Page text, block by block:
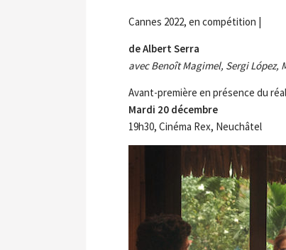
Cannes 2022, en compétition |
de Albert Serra
avec Benoît Magimel, Sergi López,
Avant-première en présence du
Mardi 20 décembre
19h30, Cinéma Rex, Neuchâtel